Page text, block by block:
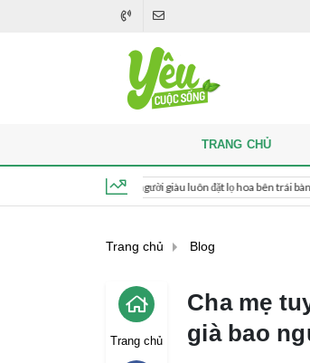
Khi thắp hương, người giàu luôn đặt lọ hoa bên trái bàn thờ, nếu đặt
TRANG CHỦ
Trang chủ Blog
Trang chủ
Cha mẹ
già bao